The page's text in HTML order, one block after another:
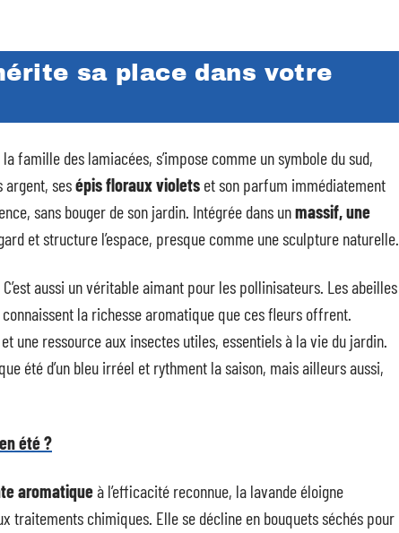
sa place dans votre
la famille des lamiacées, s’impose comme un symbole du sud,
argent, sesépis floraux violets et son parfum immédiatement
sans bouger de son jardin. Intégrée dans unmassif, une
et structure l’espace, presque comme une sculpture naturelle.
aussi un véritable aimant pour les pollinisateurs. Les abeilles
connaissent la richesse aromatique que ces fleurs offrent.
une ressource aux insectes utiles, essentiels à la vie du jardin.
été d’un bleu irréel et rythment la saison, mais ailleurs aussi,
été ?
aromatiqueà l’efficacité reconnue, la lavande éloigne
traitements chimiques. Elle se décline en bouquets séchés pour